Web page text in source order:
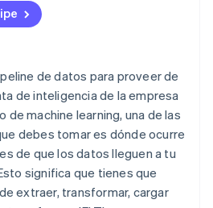
procesar
de datos para proveer de
de inteligencia de la empresa
de machine learning, una de las
debes tomar es dónde ocurre
de que los datos lleguen a tu
significa que tienes que
extraer, transformar, cargar